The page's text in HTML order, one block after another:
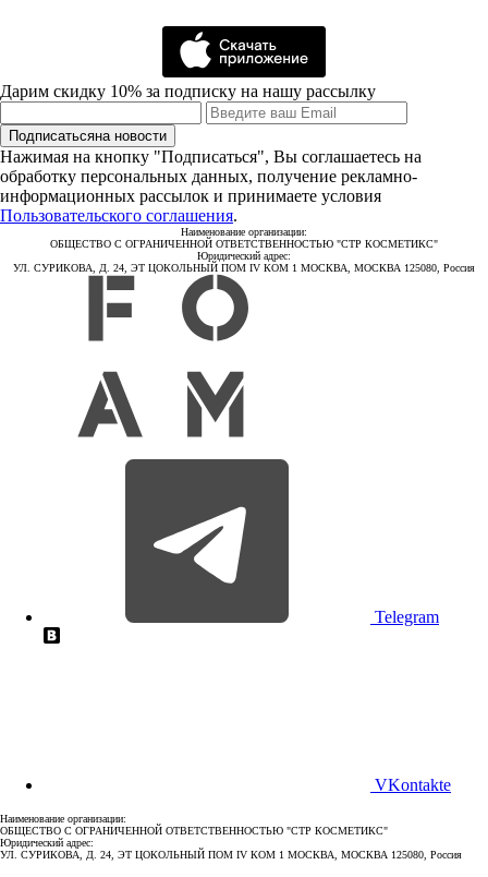
Дарим скидку 10% за подписку на нашу рассылку
Подписатьсяна новости
Нажимая на кнопку "Подписаться", Вы соглашаетесь на
обработку персональных данных, получение рекламно-
информационных рассылок и принимаете условия
Пользовательского соглашения.
Наименование организации:
ОБЩЕСТВО С ОГРАНИЧЕННОЙ ОТВЕТСТВЕННОСТЬЮ "СТР КОСМЕТИКС"
Юридический адрес:
УЛ. СУРИКОВА, Д. 24, ЭТ ЦОКОЛЬНЫЙ ПОМ IV КОМ 1 МОСКВА, МОСКВА 125080, Россия
Telegram
VKontakte
Наименование организации:
ОБЩЕСТВО С ОГРАНИЧЕННОЙ ОТВЕТСТВЕННОСТЬЮ "СТР КОСМЕТИКС"
Юридический адрес:
УЛ. СУРИКОВА, Д. 24, ЭТ ЦОКОЛЬНЫЙ ПОМ IV КОМ 1 МОСКВА, МОСКВА 125080, Россия